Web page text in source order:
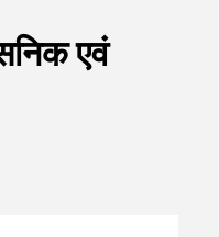
एवं